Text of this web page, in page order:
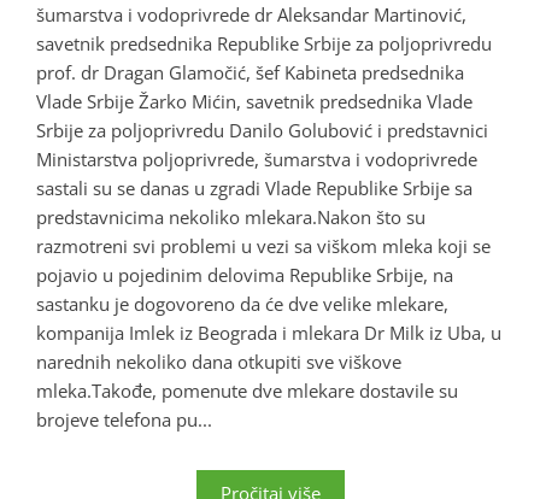
šumarstva i vodoprivrede dr Aleksandar Martinović,
savetnik predsednika Republike Srbije za poljoprivredu
prof. dr Dragan Glamočić, šef Kabineta predsednika
Vlade Srbije Žarko Mićin, savetnik predsednika Vlade
Srbije za poljoprivredu Danilo Golubović i predstavnici
Ministarstva poljoprivrede, šumarstva i vodoprivrede
sastali su se danas u zgradi Vlade Republike Srbije sa
predstavnicima nekoliko mlekara.Nakon što su
razmotreni svi problemi u vezi sa viškom mleka koji se
pojavio u pojedinim delovima Republike Srbije, na
sastanku je dogovoreno da će dve velike mlekare,
kompanija Imlek iz Beograda i mlekara Dr Milk iz Uba, u
narednih nekoliko dana otkupiti sve viškove
mleka.Takođe, pomenute dve mlekare dostavile su
brojeve telefona pu...
Pročitaj više